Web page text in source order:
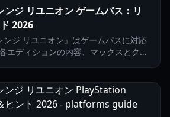
ンジ リユニオン ゲームパス：リ
2026
ンジ リユニオン』はゲームパスに対応
エディションの内容、マックスとクロ